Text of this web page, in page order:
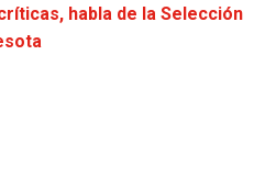
habla de la Selección